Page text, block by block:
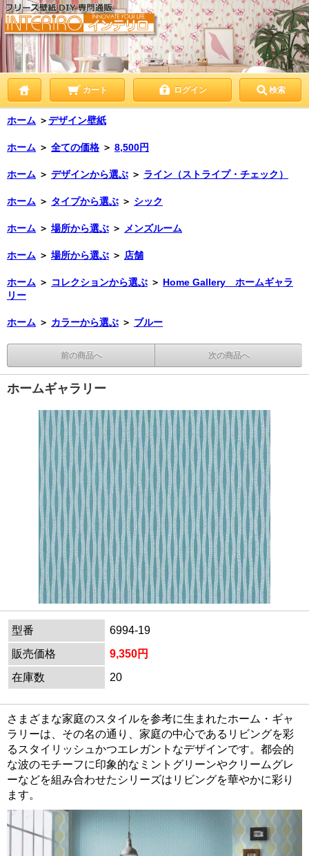
カート ログイン 検索
ホーム ＞デザイン壁紙
ホーム ＞ 全ての価格 ＞ 8,500円
ホーム ＞ デザインから選ぶ ＞ ライン（ストライプ・チェック）
ホーム ＞ タイプから選ぶ ＞ シック
ホーム ＞ 場所から選ぶ ＞ メンズルーム
ホーム ＞ 場所から選ぶ ＞ 店舗
ホーム ＞ コレクションから選ぶ ＞ Home Gallery ホームギャラ
リー
ホーム ＞ カラーから選ぶ ＞ ブルー
前の商品へ 次の商品へ
ホームギャラリー
型番
6994-19
販売価格
9,350円
在庫数
20
さまざまな家庭のスタイルを参考に生まれたホーム・ギャ
ラリーは、その名の通り、家庭の中心であるリビングを彩
るスタイリッシュかつエレガントなデザインです。都会的
な波のモチーフに印象的なミントグリーンやクリームグレ
ーなどを組み合わせたシリーズはリビングを華やかに彩り
ます。